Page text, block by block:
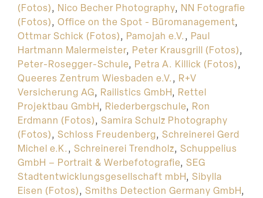
(Fotos), Nico Becher Photography, NN Fotografie
(Fotos), Office on the Spot - Büromanagement,
Ottmar Schick (Fotos), Pamojah e.V., Paul
Hartmann Malermeister, Peter Krausgrill (Fotos),
Peter-Rosegger-Schule, Petra A. Killick (Fotos),
Queeres Zentrum Wiesbaden e.V., R+V
Versicherung AG, Railistics GmbH, Rettel
Projektbau GmbH, Riederbergschule, Ron
Erdmann (Fotos), Samira Schulz Photography
(Fotos), Schloss Freudenberg, Schreinerei Gerd
Michel e.K., Schreinerei Trendholz, Schuppelius
GmbH – Portrait & Werbefotografie, SEG
Stadtentwicklungsgesellschaft mbH, Sibylla
Eisen (Fotos), Smiths Detection Germany GmbH,